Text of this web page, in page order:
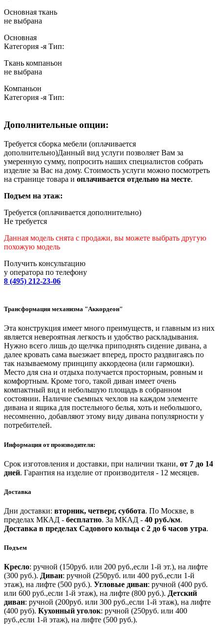
Основная ткань
не выбрана
Основная
Категория -я Тип:
Ткань компаньон
не выбрана
Компаньон
Категория -я Тип:
Дополнительные опции:
Требуется сборка мебели (оплачивается
дополнительно)Данный вид услуги позволяет Вам за
умеренную сумму, попросить наших специалистов собрать
изделие за Вас на дому. Стоимость услуги можно посмотреть
на странице товара и оплачивается отдельно на месте.
Подъем на этаж:
Требуется (оплачивается дополнительно)
Не требуется
Данная модель снята с продажи, вы можете выбрать другую
похожую модель
Получить консультацию
у оператора по телефону
8 (495) 212-23-06
Трансформация механизма "Аккордеон"
Эта конструкция имеет много преимуществ, и главным из них
является невероятная легкость и удобство раскладывания.
Нужно всего лишь до щелчка приподнять сидение дивана, а
далее кровать сама выезжает вперед, просто раздвигаясь по
так называемому принципу аккордеона (или гармошки).
Место для сна и отдыха получается просторным, ровным и
комфортным. Кроме того, такой диван имеет очень
компактный вид и небольшую площадь в собранном
состоянии. Наличие съемных чехлов на каждом элементе
дивана и ящика для постельного белья, хоть и небольшого,
несомненно, добавляют этому виду дивана популярности у
потребителей.
Информация от производителя:
Срок изготовления и доставки, при наличии ткани, от 7 до 14
дней. Гарантия на изделие от производителя - 12 месяцев.
Доставка
Дни доставки: вторник, четверг, суббота. По Москве, в
пределах МКАД - бесплатно. За МКАД - 40 руб./км.
Доставка в пределах Садового кольца с 2 до 6 часов утра.
Подъем
Кресло: ручной (150руб. или 200 руб.,если 1-й эт.), на лифте
(300 руб.). Диван: ручной (250руб. или 400 руб.,если 1-й
этаж), на лифте (500 руб.). Угловые диван: ручной (400 руб.
или 600 руб.,если 1-й этаж), на лифте (800 руб.). Детский
диван: ручной (200руб. или 300 руб.,если 1-й этаж), на лифте
(400 руб). Кухонный уголок: ручной (250руб. или 400
руб.,если 1-й этаж), на лифте (500 руб.).